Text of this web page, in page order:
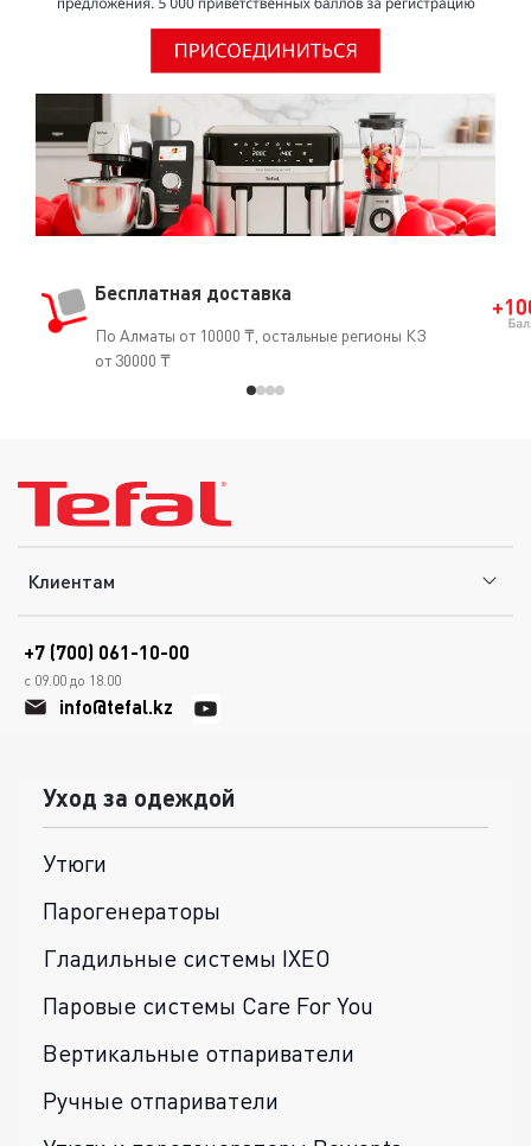
Бесплатная доставка
По Алматы от 10000 ₸, остальные регионы КЗ
от 30000 ₸
Клиентам
+7 (700) 061-10-00
с 09.00 до 18.00
info@tefal.kz
Уход за одеждой
Утюги
Парогенераторы
Гладильные системы IXEO
Паровые системы Care For You
Вертикальные отпариватели
Ручные отпариватели